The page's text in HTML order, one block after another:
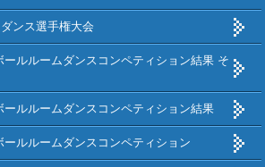
ンス選手権大会
ールルームダンスコンペティション結果 そ
ールルームダンスコンペティション結果
ールルームダンスコンペティション